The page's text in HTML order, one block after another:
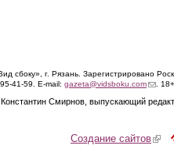
сбоку», г. Рязань. Зарегистрировано
41-59. E-mail: gazeta@vidsboku.com(link. 18+
Константин Смирнов, выпускающий
Создание сайтов(link